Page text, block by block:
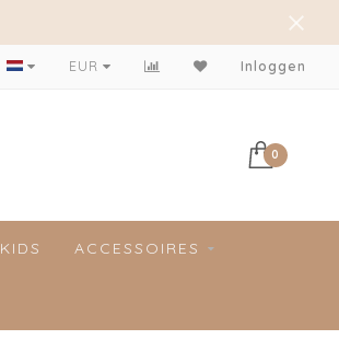
Achteraf betalen mogelijk!
EUR Inloggen
0
KIDS ACCESSOIRES